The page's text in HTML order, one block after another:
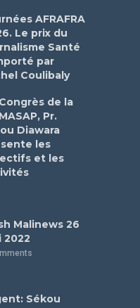
AFRAFRA
Le prix du
Santé
par
Coulibaly
de la
Pr.
Diawara
les
et les
Malinews 26
2022
Sékou